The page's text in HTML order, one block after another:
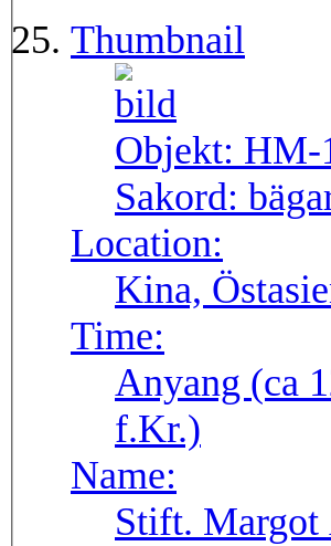
Thumbnail
Objekt: HM-
Sakord:
Location:
Kina,
Time:
Anyang (ca
f.Kr.)
Name:
Stift.